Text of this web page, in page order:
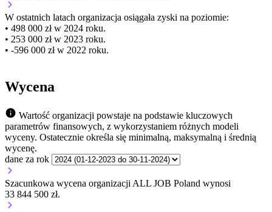
W ostatnich latach organizacja osiągała zyski na poziomie:
• 498 000 zł w 2024 roku.
• 253 000 zł w 2023 roku.
• -596 000 zł w 2022 roku.
Wycena
Wartość organizacji powstaje na podstawie kluczowych
parametrów finansowych, z wykorzystaniem różnych modeli
wyceny. Ostatecznie określa się minimalną, maksymalną i średnią
wycenę.
dane za rok
Szacunkowa wycena organizacji ALL JOB Poland wynosi
33 844 500 zł.